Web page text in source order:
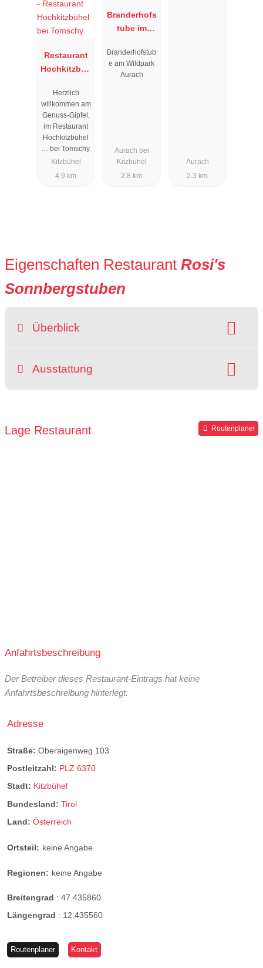
Restaurant
Hochkitzbüh
Tomschy
Herzlich
willkommen am
Genuss-Gipfel,
im Restaurant
Hochkitzbühel
… bei Tomschy.
Kitzbühel
4.9 km
Branderhofs
tube im
Aurach
Branderhofstub
e am Wildpark
Aurach
Aurach bei
Kitzbühel
2.8 km
Aurach
2.3 km
Eigenschaften Restaurant Rosi's
Sonnbergstuben
Überblick
Ausstattung
Lage Restaurant Routenplaner
Anfahrtsbeschreibung
Der Betreiber dieses Restaurant-Eintrags hat keine
Anfahrtsbeschreibung hinterlegt.
Adresse
Straße: Oberaigenweg 103
Postleitzahl: PLZ 6370
Stadt: Kitzbühel
Bundesland: Tirol
Land: Österreich
Ortsteil: keine Angabe
Regionen: keine Angabe
Breitengrad : 47.435860
Längengrad : 12.435560
Routenplaner Kontakt